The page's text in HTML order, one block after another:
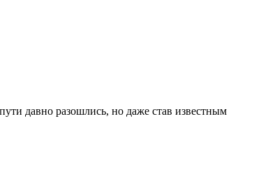
давно разошлись, но даже став известным